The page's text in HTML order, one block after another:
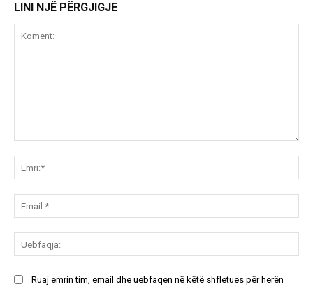
LINI NJË PËRGJIGJE
Ruaj emrin tim, email dhe uebfaqen në këtë shfletues për herën